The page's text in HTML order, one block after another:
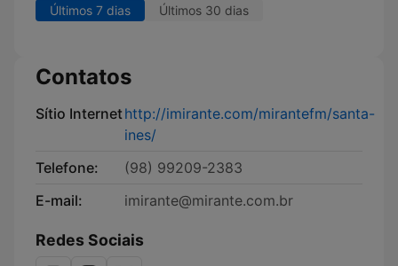
Últimos 7 dias Últimos 30 dias
Contatos
Sítio Internethttp://imirante.com/mirantefm/santa-
ines/
Telefone:
(98) 99209-2383
E-mail:
imirante@mirante.com.br
Redes Sociais